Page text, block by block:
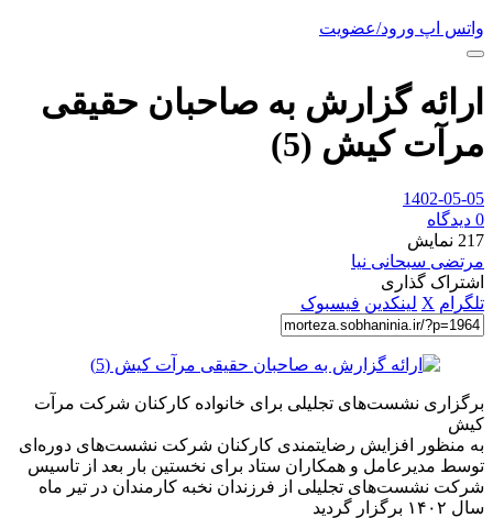
واتس اپ ورود/عضویت
ارائه گزارش به صاحبان حقیقی
مرآت کیش (5)
1402-05-05
0 دیدگاه
217 نمایش
مرتضی سبحانی نیا
اشتراک گذاری
تلگرام X لینکدین فیسبوک
برگزاری نشست‌های تجلیلی برای خانواده کارکنان شرکت مرآت
کیش
به منظور افزایش رضایتمندی کارکنان شرکت نشست‌های دوره‌ای
توسط مدیرعامل و همکاران ستاد برای نخستین بار بعد از تاسیس
شرکت نشست‌های تجلیلی از فرزندان نخبه کارمندان در تیر ماه
سال ۱۴۰۲ برگزار گردید